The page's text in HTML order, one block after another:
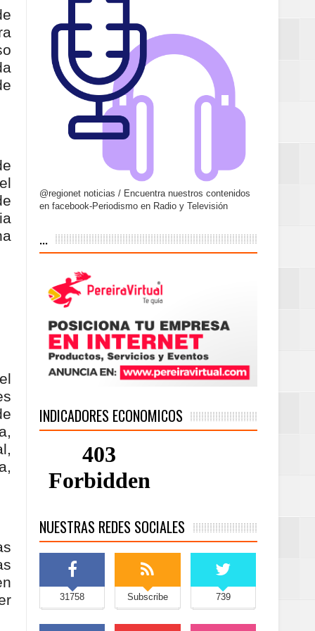
@regionet noticias / Encuentra nuestros contenidos
en facebook-Periodismo en Radio y Televisión
...
INDICADORES ECONOMICOS
NUESTRAS REDES SOCIALES
31758 Subscribe 739